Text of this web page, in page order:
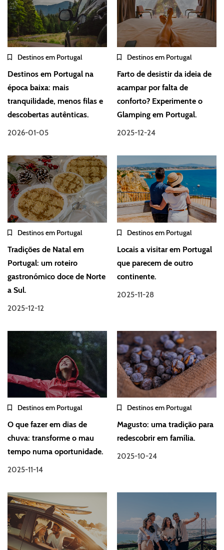
Destinos em Portugal
Destinos em Portugal na
época baixa: mais
tranquilidade, menos filas e
descobertas autênticas.
2026-01-05
Destinos em Portugal
Farto de desistir da ideia de
acampar por falta de
conforto? Experimente o
Glamping em Portugal.
2025-12-24
Destinos em Portugal
Tradições de Natal em
Portugal: um roteiro
gastronómico doce de Norte
a Sul.
2025-12-12
Destinos em Portugal
Locais a visitar em Portugal
que parecem de outro
continente.
2025-11-28
Destinos em Portugal
O que fazer em dias de
chuva: transforme o mau
tempo numa oportunidade.
2025-11-14
Destinos em Portugal
Magusto: uma tradição para
redescobrir em família.
2025-10-24